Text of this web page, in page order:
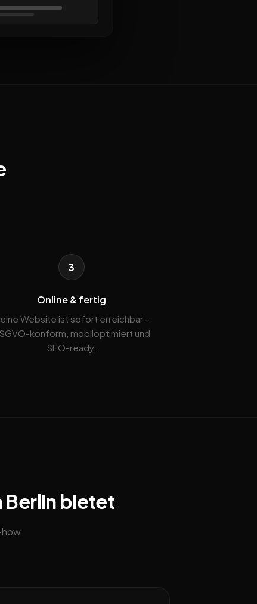
3
Online & fertig
Website ist sofort erreichbar –
konform, mobiloptimiert und
SEO-ready.
Berlin bietet
how